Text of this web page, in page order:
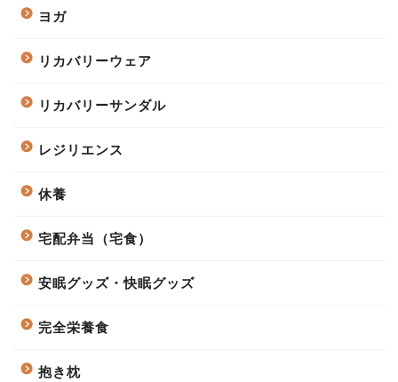
ヨガ
リカバリーウェア
リカバリーサンダル
レジリエンス
休養
宅配弁当（宅食）
安眠グッズ・快眠グッズ
完全栄養食
抱き枕